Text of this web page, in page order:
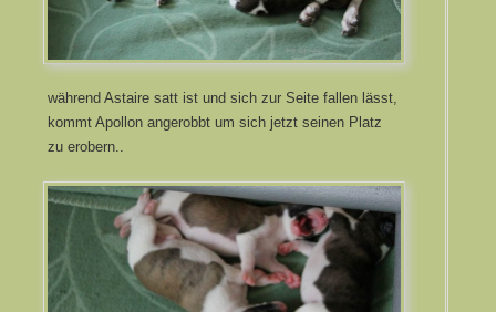
während Astaire satt ist und sich zur Seite fallen lässt,
kommt Apollon angerobbt um sich jetzt seinen Platz
zu erobern..